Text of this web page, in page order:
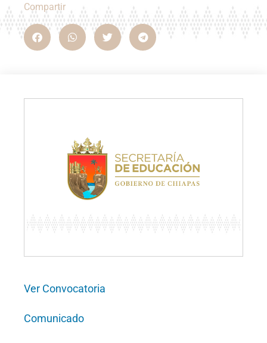
Compartir
Ver Convocatoria
Comunicado